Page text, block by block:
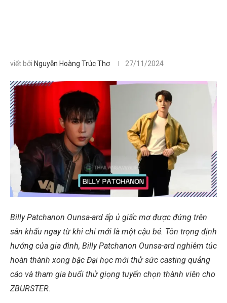
viết bởi Nguyễn Hoàng Trúc Thơ 27/11/2024
Billy Patchanon Ounsa-ard ấp ủ giấc mơ được đứng trên
sân khấu ngay từ khi chỉ mới là một cậu bé. Tôn trọng định
hướng của gia đình, Billy Patchanon Ounsa-ard nghiêm túc
hoàn thành xong bậc Đại học mới thử sức casting quảng
cáo và tham gia buổi thử giọng tuyển chọn thành viên cho
ZBURSTER.